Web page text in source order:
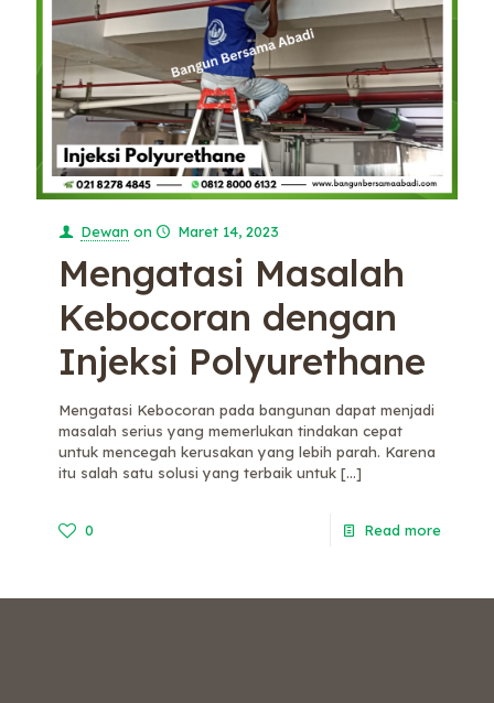
Dewan on Maret 14, 2023
Mengatasi Masalah
Kebocoran dengan
Injeksi Polyurethane
Mengatasi Kebocoran pada bangunan dapat menjadi
masalah serius yang memerlukan tindakan cepat
untuk mencegah kerusakan yang lebih parah. Karena
itu salah satu solusi yang terbaik untuk […]
0 Read more